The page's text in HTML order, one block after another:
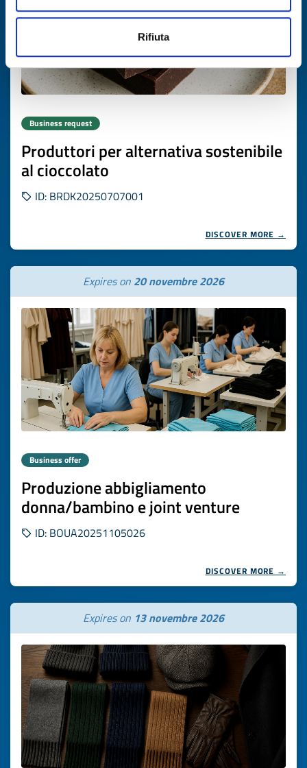
Rifiuta
Business request
Produttori per alternativa sostenibile
al cioccolato
ID: BRDK20250707001
DISCOVER MORE →
Expires on 20 novembre 2026
Business offer
Produzione abbigliamento
donna/bambino e joint venture
ID: BOUA20251105026
DISCOVER MORE →
Expires on 13 novembre 2026